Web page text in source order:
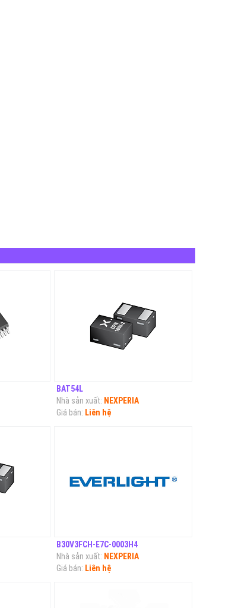
BAT54L
Nhà sản xuất: NEXPERIA
Giá bán: Liên hệ
B30V3FCH-E7C-0003H4
Nhà sản xuất: NEXPERIA
Giá bán: Liên hệ